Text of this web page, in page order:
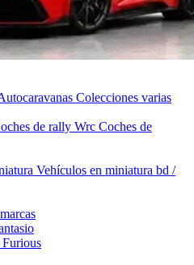
Colecciones varias
de rally Wrc Coches de
Vehículos en miniatura bd /
Furious